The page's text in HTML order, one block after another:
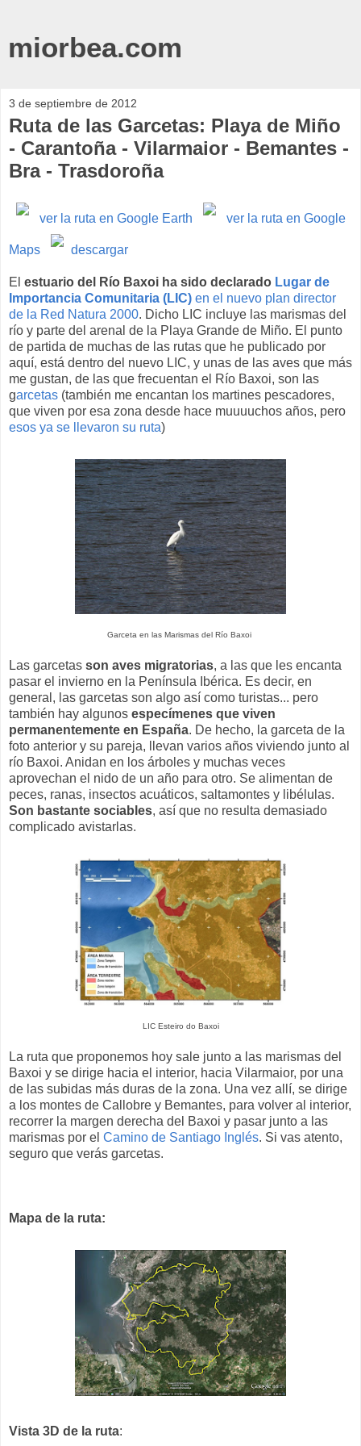
miorbea.com
3 de septiembre de 2012
Ruta de las Garcetas: Playa de Miño
- Carantoña - Vilarmaior - Bemantes -
Bra - Trasdoroña
ver la ruta en Google Earth ver la ruta en Google
Maps descargar
El estuario del Río Baxoi ha sido declarado Lugar de
Importancia Comunitaria (LIC) en el nuevo plan director
de la Red Natura 2000. Dicho LIC incluye las marismas del
río y parte del arenal de la Playa Grande de Miño. El punto
de partida de muchas de las rutas que he publicado por
aquí, está dentro del nuevo LIC, y unas de las aves que más
me gustan, de las que frecuentan el Río Baxoi, son las
garcetas (también me encantan los martines pescadores,
que viven por esa zona desde hace muuuuchos años, pero
esos ya se llevaron su ruta)
Garceta en las Marismas del Río Baxoi
Las garcetas son aves migratorias, a las que les encanta
pasar el invierno en la Península Ibérica. Es decir, en
general, las garcetas son algo así como turistas... pero
también hay algunos especímenes que viven
permanentemente en España. De hecho, la garceta de la
foto anterior y su pareja, llevan varios años viviendo junto al
río Baxoi. Anidan en los árboles y muchas veces
aprovechan el nido de un año para otro. Se alimentan de
peces, ranas, insectos acuáticos, saltamontes y libélulas.
Son bastante sociables, así que no resulta demasiado
complicado avistarlas.
LIC Esteiro do Baxoi
La ruta que proponemos hoy sale junto a las marismas del
Baxoi y se dirige hacia el interior, hacia Vilarmaior, por una
de las subidas más duras de la zona. Una vez allí, se dirige
a los montes de Callobre y Bemantes, para volver al interior,
recorrer la margen derecha del Baxoi y pasar junto a las
marismas por el Camino de Santiago Inglés. Si vas atento,
seguro que verás garcetas.
Mapa de la ruta:
Vista 3D de la ruta: